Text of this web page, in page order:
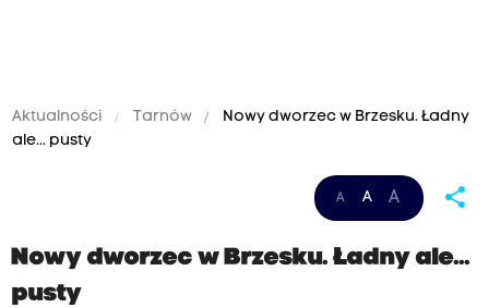
Aktualności Tarnów
Nowy dworzec w Brzesku. Ładny
ale... pusty
A A A share
Nowy dworzec w Brzesku. Ładny ale...
pusty